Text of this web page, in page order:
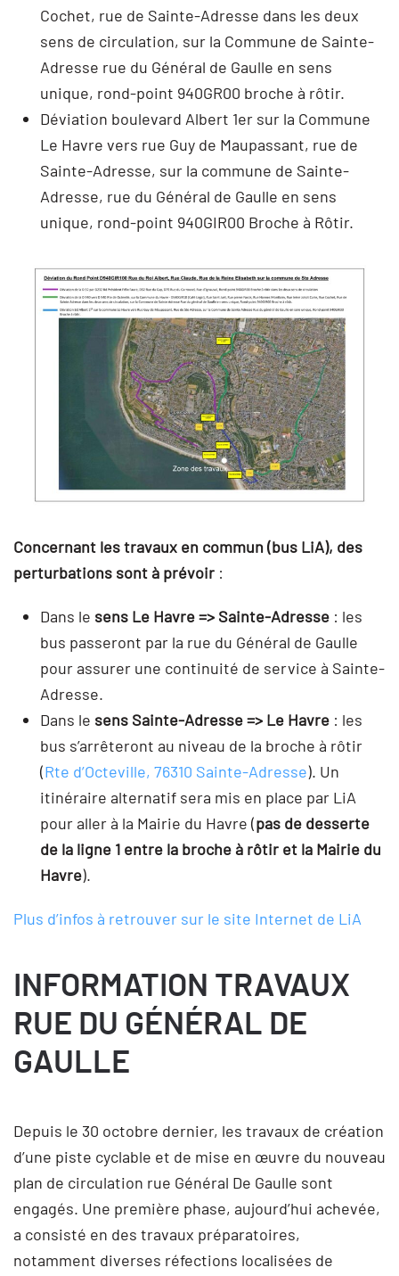
Cochet, rue de Sainte-Adresse dans les deux
sens de circulation, sur la Commune de Sainte-
Adresse rue du Général de Gaulle en sens
unique, rond-point 940GR00 broche à rôtir.
Déviation boulevard Albert 1er sur la Commune
Le Havre vers rue Guy de Maupassant, rue de
Sainte-Adresse, sur la commune de Sainte-
Adresse, rue du Général de Gaulle en sens
unique, rond-point 940GIR00 Broche à Rôtir.
Concernant les travaux en commun (bus LiA), des
perturbations sont à prévoir :
Dans le sens Le Havre => Sainte-Adresse : les
bus passeront par la rue du Général de Gaulle
pour assurer une continuité de service à Sainte-
Adresse.
Dans le sens Sainte-Adresse => Le Havre : les
bus s’arrêteront au niveau de la broche à rôtir
(Rte d’Octeville, 76310 Sainte-Adresse). Un
itinéraire alternatif sera mis en place par LiA
pour aller à la Mairie du Havre (pas de desserte
de la ligne 1 entre la broche à rôtir et la Mairie du
Havre).
Plus d’infos à retrouver sur le site Internet de LiA
INFORMATION TRAVAUX
RUE DU GÉNÉRAL DE
GAULLE
Depuis le 30 octobre dernier, les travaux de création
d’une piste cyclable et de mise en œuvre du nouveau
plan de circulation rue Général De Gaulle sont
engagés. Une première phase, aujourd’hui achevée,
a consisté en des travaux préparatoires,
notamment diverses réfections localisées de